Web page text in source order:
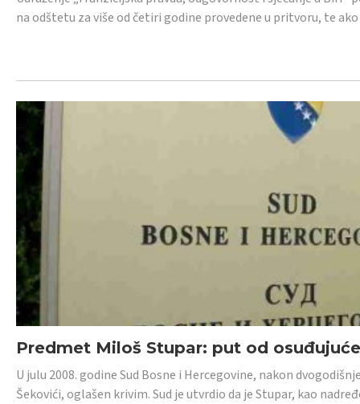
na odštetu za više od četiri godine provedene u pritvoru, te
Predmet Miloš Stupar: put od
U julu 2008. godine Sud Bosne i Hercegovine, nakon
Šekovići, oglašen krivim. Sud je utvrdio da je Stupar, kao